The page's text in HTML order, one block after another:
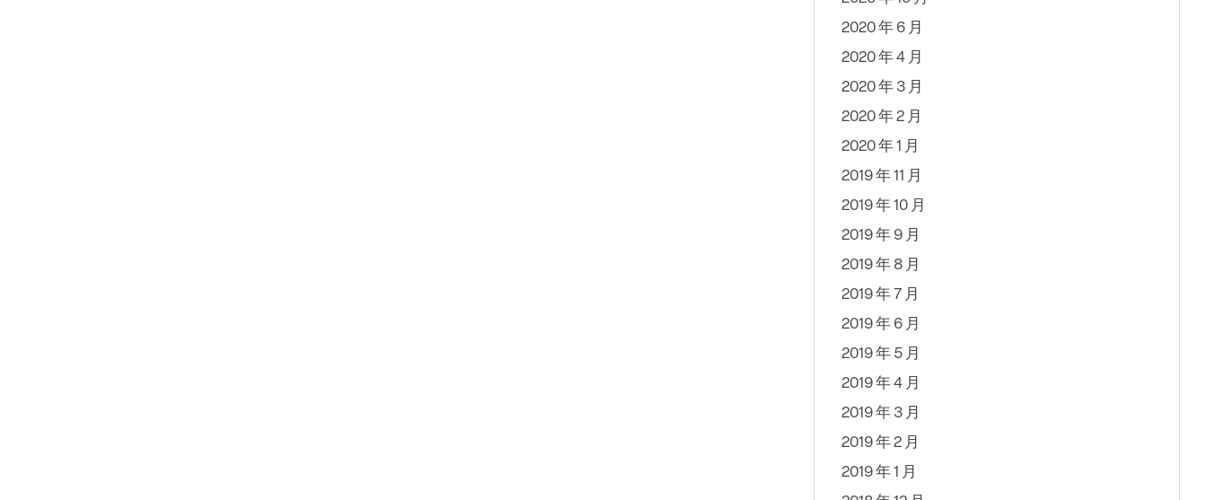
2020 年 6 月
2020 年 4 月
2020 年 3 月
2020 年 2 月
2020 年 1 月
2019 年 11 月
2019 年 10 月
2019 年 9 月
2019 年 8 月
2019 年 7 月
2019 年 6 月
2019 年 5 月
2019 年 4 月
2019 年 3 月
2019 年 2 月
2019 年 1 月